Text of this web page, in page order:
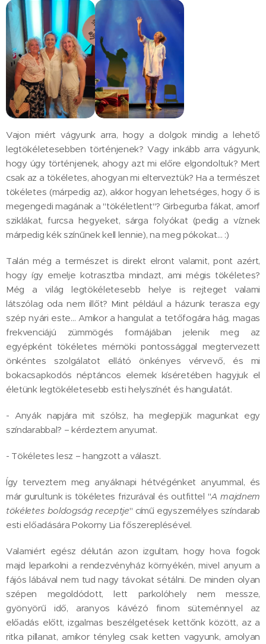
Vajon miért vágyunk arra, hogy a dolgok mindig a lehető
legtökéletesebben történjenek? Vagy inkább arra vágyunk,
hogy úgy történjenek, ahogy azt mi előre elgondoltuk? Mert
csak az a tökéletes, ahogyan mi elterveztük? Ha a természet
tökéletes (márpedig az), akkor hogyan lehetséges, hogy ő is
megengedi magának a "tökéletlent"? Girbegurba fákat, amorf
sziklákat, furcsa hegyeket, sárga folyókat (pedig a víznek
márpedig kék színűnek kell lennie), na meg pókokat… :)
Talán még a természet is direkt elront valamit, pont azért,
hogy így emelje kotrasztba mindazt, ami mégis tökéletes?
Még a világ legtökéletesebb helye is rejteget valami
látszólag oda nem illőt? Mint például a házunk terasza egy
szép nyári este… Amikor a hangulat a tetőfogára hág, magas
frekvenciájú zümmögés formájában jelenik meg az
egyépként tökéletes mérnöki pontossággal megtervezett
önkéntes szolgálatot ellátó önkényes vérvevő, és mi
bokacsapkodós néptáncos elemek kíséretében hagyjuk el
életünk legtökéletesebb esti helyszínét és hangulatát.
- Anyák napjára mit szólsz, ha meglepjük magunkat egy
színdarabbal? – kérdeztem anyumat.
- Tökéletes lesz – hangzott a választ.
Így terveztem meg anyáknapi hétvégénket anyummal, és
már gurultunk is tökéletes frizurával és outfittel "A majdnem
tökéletes boldogság receptje" című egyszemélyes színdarab
esti előadására Pokorny Lia főszereplésével.
Valamiért egész délután azon izgultam, hogy hova fogok
majd leparkolni a rendezvényház környékén, mivel anyum a
fájós lábával nem tud nagy távokat sétálni. De minden olyan
szépen megoldódott, lett parkolóhely nem messze,
gyönyörű idő, aranyos kávézó finom süteménnyel az
előadás előtt, izgalmas beszélgetések kettőnk között, az a
ritka pillanat, amikor tényleg csak ketten vagyunk, amolyan